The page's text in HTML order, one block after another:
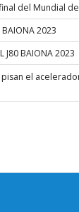
del Mundial de
BAIONA 2023
J80 BAIONA 2023
el